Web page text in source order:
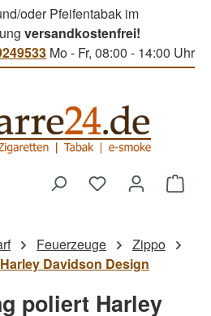
oder Pfeifentabak im
versandkostenfrei!
Mo - Fr, 08:00 - 14:00 Uhr
Du hast 0
Feuerzeuge
Zippo
Davidson Design
poliert Harley